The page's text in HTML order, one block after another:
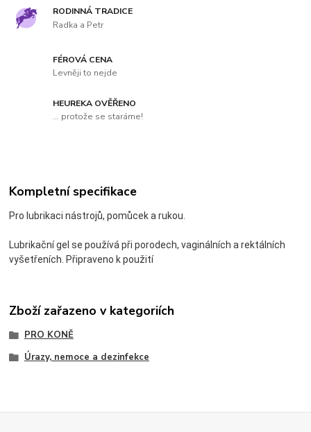
RODINNÁ TRADICE
Radka a Petr
FÉROVÁ CENA
Levněji to nejde
HEUREKA OVĚŘENO
... protože se staráme!
Kompletní specifikace
Pro lubrikaci nástrojů, pomůcek a rukou.
Lubrikační gel se používá při porodech, vaginálních a rektálních
vyšetřeních. Připraveno k použití
Zboží zařazeno v kategoriích
PRO KONĚ
Úrazy, nemoce a dezinfekce